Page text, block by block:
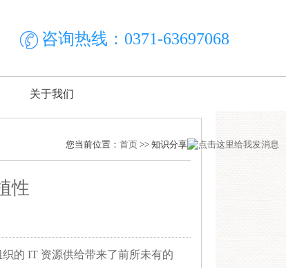
咨询热线：0371-63697068
关于我们
您当前位置： 首页 >> 知识分享
性
的 IT 资源供给带来了前所未有的